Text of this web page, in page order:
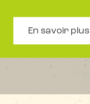
En savoir plus